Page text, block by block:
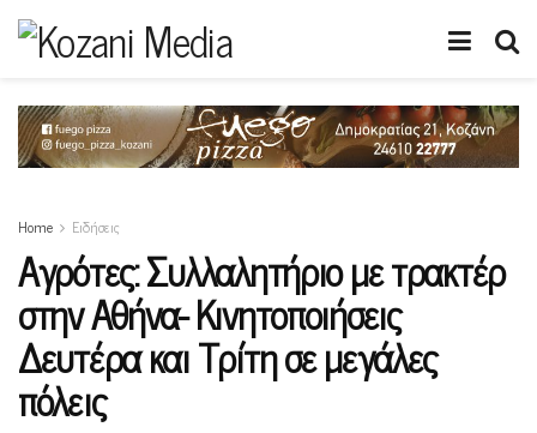
Home Ειδήσεις
Αγρότες: Συλλαλητήριο με τρακτέρ
στην Αθήνα- Κινητοποιήσεις
Δευτέρα και Τρίτη σε μεγάλες
πόλεις